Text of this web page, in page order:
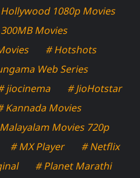
1080p Movies
Movies
# Hotshots
Web Series
jiocinema
# JioHotstar
Kannada Movies
Movies 720p
# MX Player
# Netflix
# Planet Marathi